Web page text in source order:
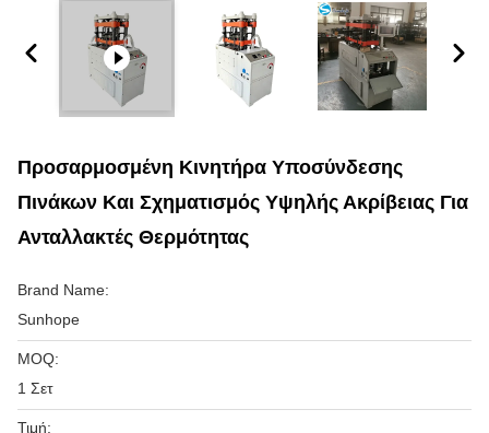
Προσαρμοσμένη Κινητήρα Υποσύνδεσης
Πινάκων Και Σχηματισμός Υψηλής Ακρίβειας Για
Ανταλλακτές Θερμότητας
Brand Name:
Sunhope
MOQ:
1 Σετ
Τιμή: